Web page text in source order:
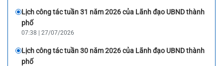
Lịch công tác tuần 31 năm 2026 của Lãnh đạo UBND thành
phố
07:38 | 27/07/2026
Lịch công tác tuần 30 năm 2026 của Lãnh đạo UBND thành
phố